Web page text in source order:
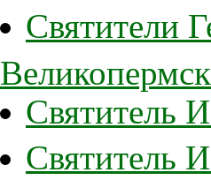
Святители
Святитель
Святитель